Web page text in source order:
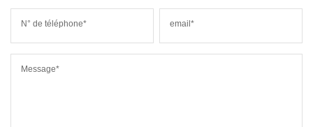
N° de téléphone* email*
Message*